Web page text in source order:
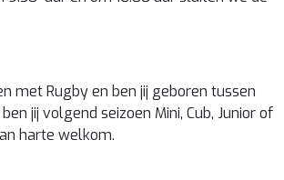
met Rugby en ben jij geboren tussen
jij volgend seizoen Mini, Cub, Junior of
harte welkom.